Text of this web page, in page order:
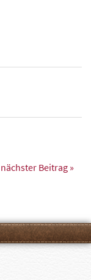
nächster Beitrag »